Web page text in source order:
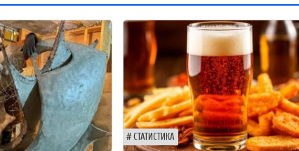
СТАТИСТИКА